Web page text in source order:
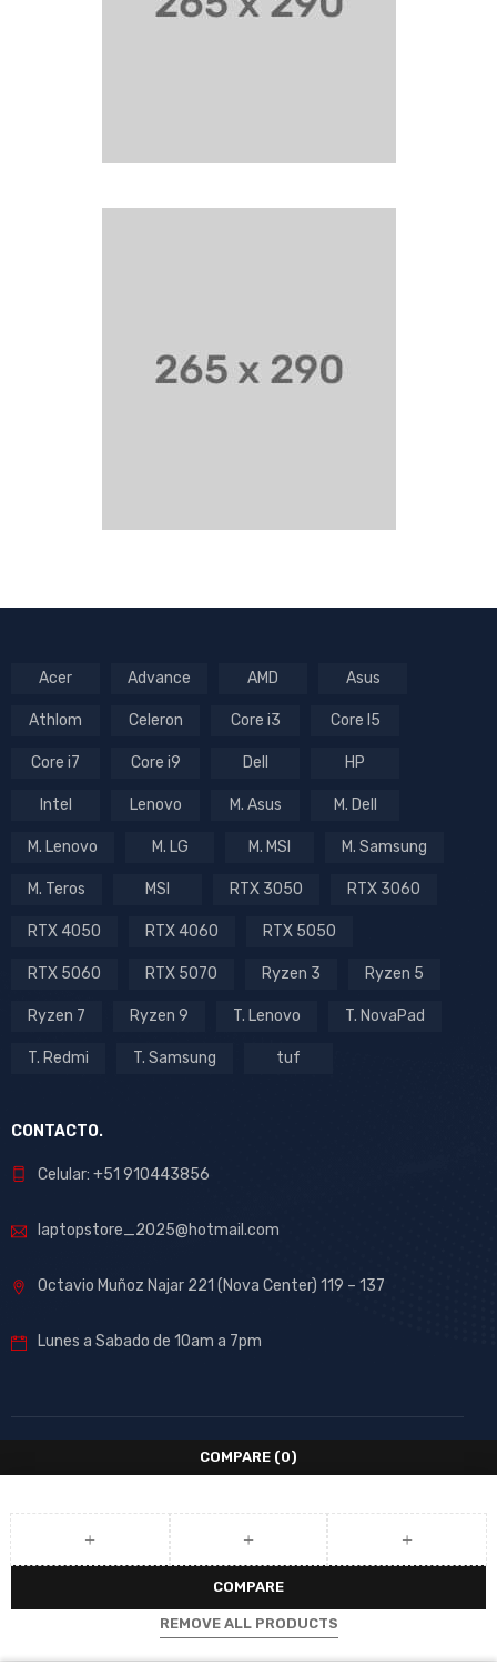
Acer Advance AMD Asus
Athlom Celeron Core i3 Core I5
Core i7 Core i9 Dell HP
Intel Lenovo M. Asus M. Dell
M. Lenovo M. LG M. MSI M. Samsung
M. Teros MSI RTX 3050 RTX 3060
RTX 4050 RTX 4060 RTX 5050
RTX 5060 RTX 5070 Ryzen 3 Ryzen 5
Ryzen 7 Ryzen 9 T. Lenovo T. NovaPad
T. Redmi T. Samsung tuf
CONTACTO.
Celular: +51 910443856
laptopstore_2025@hotmail.com
Octavio Muñoz Najar 221 (Nova Center) 119 – 137
Lunes a Sabado de 10am a 7pm
COMPARE (0)
COMPARE
REMOVE ALL PRODUCTS